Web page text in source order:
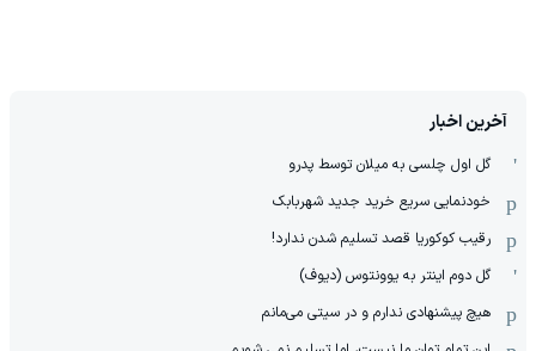
آخرین اخبار
گل اول چلسی به میلان توسط پدرو
خودنمایی سریع خرید جدید شهربابک
رقیب کوکوریا قصد تسلیم شدن ندارد!
گل دوم اینتر به یوونتوس (دیوف)
هیچ پیشنهادی ندارم و در سیتی می‌مانم